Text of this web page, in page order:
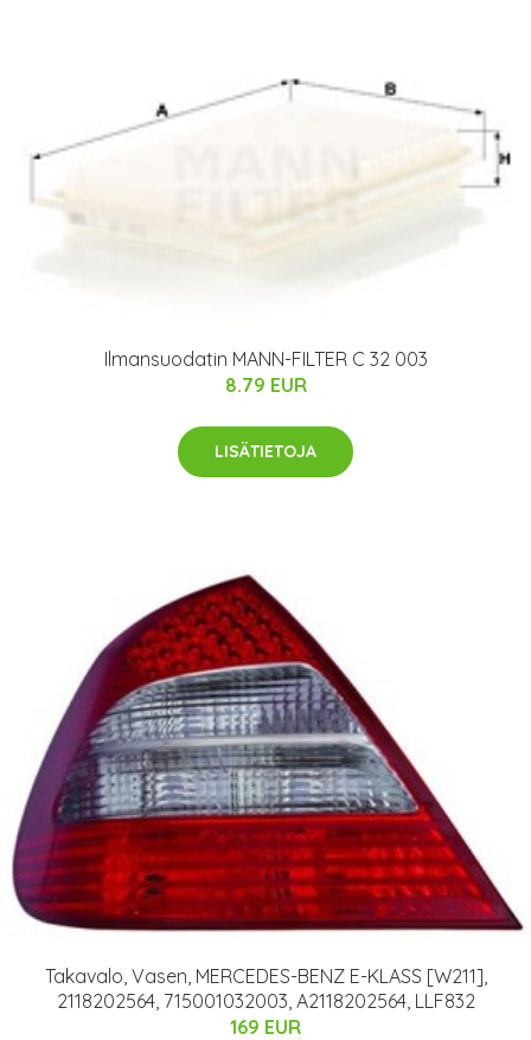
Ilmansuodatin MANN-FILTER C 32 003
8.79 EUR
LISÄTIETOJA
Takavalo, Vasen, MERCEDES-BENZ E-KLASS [W211],
2118202564, 715001032003, A2118202564, LLF832
169 EUR